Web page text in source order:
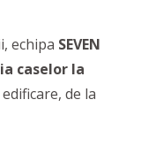
echipa SEVEN
caselor la
de la